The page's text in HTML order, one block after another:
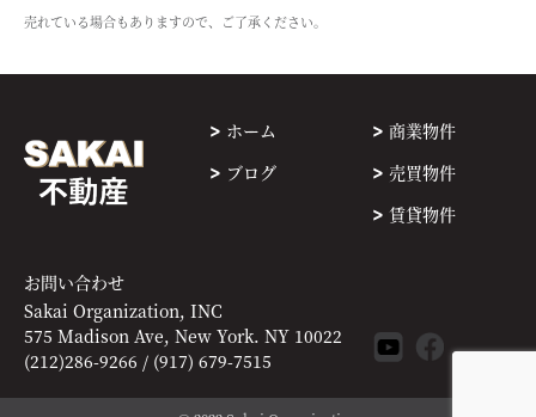
売れている場合もありますので、ご了承ください。
ホーム
ブログ
商業物件
売買物件
賃貸物件
お問い合わせ
Sakai Organization, INC
575 Madison Ave, New York. NY 10022
(212)286-9266 / (917) 679-7515